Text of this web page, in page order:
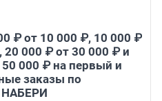
₽ от 10 000 ₽, 10 000 ₽
20 000 ₽ от 30 000 ₽ и
000 ₽ на первый и
заказы по
НАБЕРИ